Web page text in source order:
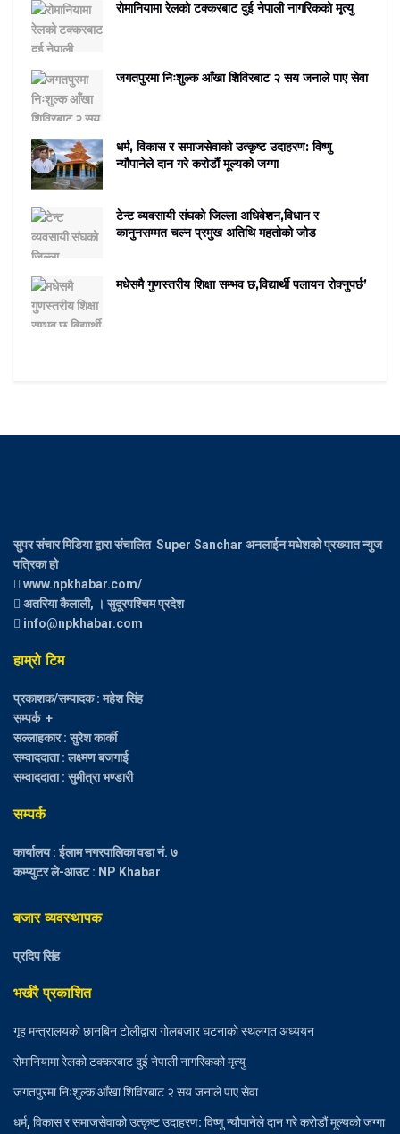
रोमानियामा रेलको टक्करबाट दुई नेपाली नागरिकको मृत्यु
जगतपुरमा निःशुल्क आँखा शिविरबाट २ सय जनाले पाए सेवा
धर्म, विकास र समाजसेवाको उत्कृष्ट उदाहरण: विष्णु
न्यौपानेले दान गरे करोडौं मूल्यको जग्गा
टेन्ट व्यवसायी संघको जिल्ला अधिवेशन,विधान र
कानुनसम्मत चल्न प्रमुख अतिथि महतोको जोड
मधेसमै गुणस्तरीय शिक्षा सम्भव छ,विद्यार्थी पलायन रोक्नुपर्छ’
सुपर संचार मिडिया द्वारा संचालित Super Sanchar अनलाईन मधेशको प्रख्यात न्युज
पत्रिका हो
www.npkhabar.com/
अतरिया कैलाली, । सुदूरपश्चिम प्रदेश
info@npkhabar.com
हाम्रो टिम
प्रकाशक/सम्पादक : महेश सिंह
सम्पर्क +
सल्लाहकार : सुरेश कार्की
सम्वाददाता : लक्ष्मण बजगाई
सम्वाददाता : सुमीत्रा भण्डारी
सम्पर्क
कार्यालय : ईलाम नगरपालिका वडा नं. ७
कम्प्युटर ले-आउट : NP Khabar
बजार व्यवस्थापक
प्रदिप सिंह
भर्खरै प्रकाशित
गृह मन्त्रालयको छानबिन टोलीद्वारा गोलबजार घटनाको स्थलगत अध्ययन
रोमानियामा रेलको टक्करबाट दुई नेपाली नागरिकको मृत्यु
जगतपुरमा निःशुल्क आँखा शिविरबाट २ सय जनाले पाए सेवा
धर्म, विकास र समाजसेवाको उत्कृष्ट उदाहरण: विष्णु न्यौपानेले दान गरे करोडौं मूल्यको जग्गा